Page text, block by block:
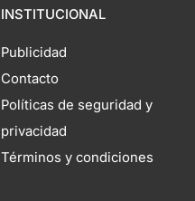
INSTITUCIONAL
Publicidad
Contacto
Políticas de seguridad y
privacidad
Términos y condiciones